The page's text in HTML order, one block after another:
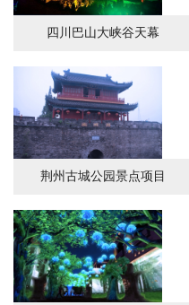
四川巴山大峡谷天幕
荆州古城公园景点项目